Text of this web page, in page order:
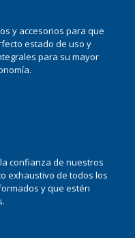
y accesorios para que
estado de uso y
para su mayor
confianza de nuestros
exhaustivo de todos los
y que estén